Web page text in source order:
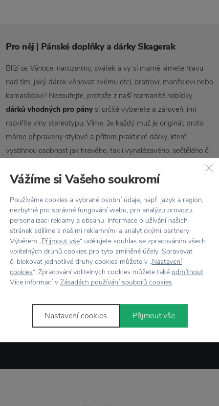
Pro něj | Pánské doplňky a dárky Skagerak
Blíží se Vánoce, narozeniny, svátek a vy si marně lámete hlavu
nad tím, jaký dárek věnovat svému otci, bratrovi, manželovi nebo
kamarádovi? Nezoufejte, protože z naší rozmanité nabídky
dárků vhodných pro pány si určitě vyberete a zároveň jimi
rozvíříte vlny stereotypu. Víme, že každý muž je originál, proto
máme připraveny stylové a přitom praktické dárky, které
vystihnou osobnost jak hravého, tak i vynalézavého, sečtělého či
Novinkye-mailem
zpracováním osobních údajů.
Přihlásit se
Vážíme si Vašeho soukromí
Používáme cookies a vybrané osobní údaje, např. jazyk a region,
nezbytné pro správné fungování webu, pro analýzu provozu,
personalizaci reklamy a obsahu. Informace o užívání našich
stránek sdílíme s našimi reklamními a analytickými partnery.
Výběrem „Přijmout vše“ udělujete souhlas se zpracováním všech
volitelných druhů cookies pro tyto zmíněné účely. Spravovat
či blokovat jednotlivé druhy cookies můžete v „Nastavení
cookies“. Zpracování volitelných cookies můžete také odmítnout.
Více informací v Zásadách používání souborů cookies.
Nastavení cookies Přijmout vše